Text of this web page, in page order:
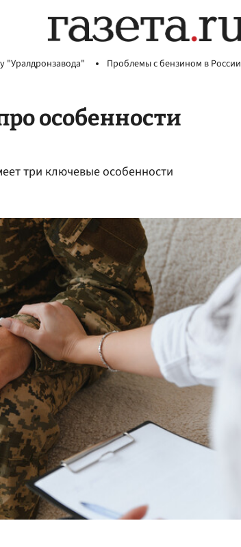
"Уралдронзавода" Проблемы с бензином в России
особенности
три ключевые особенности